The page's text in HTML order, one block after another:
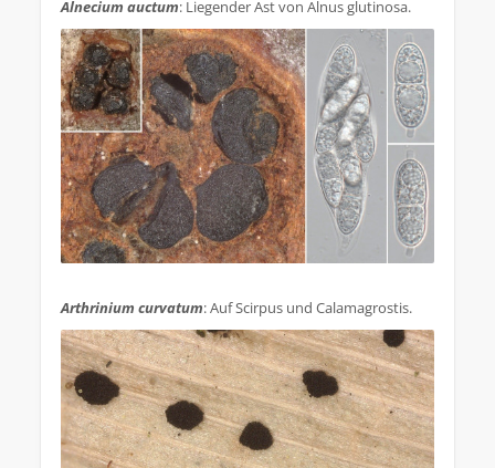
Alnecium auctum: Liegender Ast von Alnus glutinosa.
Arthrinium curvatum: Auf Scirpus und Calamagrostis.